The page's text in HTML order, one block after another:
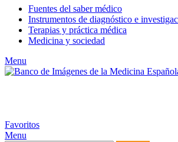
Fuentes del saber médico
Instrumentos de diagnóstico e
Terapias y práctica médica
Medicina y sociedad
Menu
Favoritos
Menu